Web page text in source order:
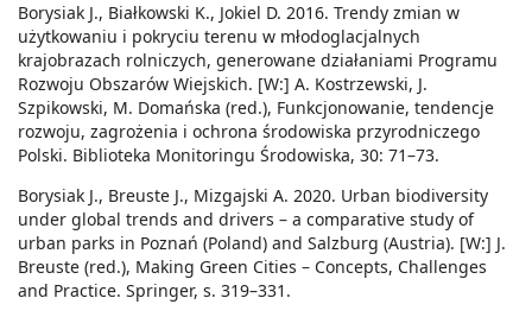
Borysiak J., Białkowski K., Jokiel D. 2016. Trendy zmian w
użytkowaniu i pokryciu terenu w młodoglacjalnych
krajobrazach rolniczych, generowane działaniami Programu
Rozwoju Obszarów Wiejskich. [W:] A. Kostrzewski, J.
Szpikowski, M. Domańska (red.), Funkcjonowanie, tendencje
rozwoju, zagrożenia i ochrona środowiska przyrodniczego
Polski. Biblioteka Monitoringu Środowiska, 30: 71–73.
Borysiak J., Breuste J., Mizgajski A. 2020. Urban biodiversity
under global trends and drivers – a comparative study of
urban parks in Poznań (Poland) and Salzburg (Austria). [W:] J.
Breuste (red.), Making Green Cities – Concepts, Challenges
and Practice. Springer, s. 319–331.